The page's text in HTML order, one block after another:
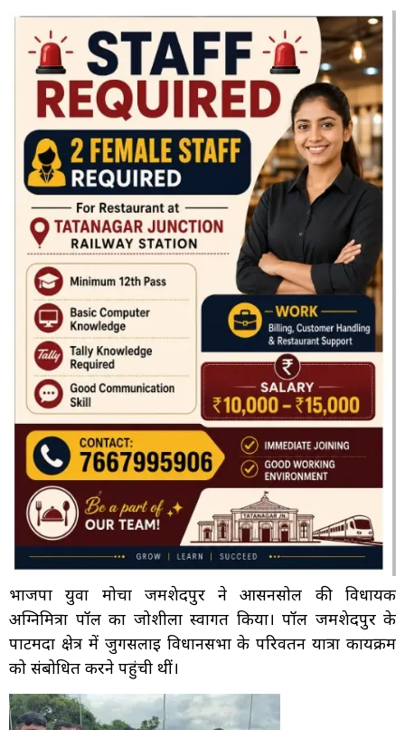
भाजपा युवा मोर्चा जमशेदपुर ने आसनसोल की विधायक
अग्निमित्रा पॉल का जोशीला स्वागत किया। पॉल जमशेदपुर के
पाटमदा क्षेत्र में जुगसलाई विधानसभा के परिवर्तन यात्रा कार्यक्रम
को संबोधित करने पहुंची थीं।